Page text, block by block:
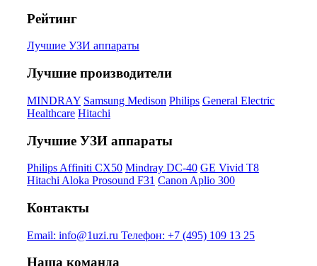
Рейтинг
Лучшие УЗИ аппараты
Лучшие производители
MINDRAY Samsung Medison Philips General Electric
Healthcare Hitachi
Лучшие УЗИ аппараты
Philips Affiniti CX50 Mindray DC-40 GE Vivid T8
Hitachi Aloka Prosound F31 Canon Aplio 300
Контакты
Email: info@1uzi.ru Телефон: +7 (495) 109 13 25
Наша команда